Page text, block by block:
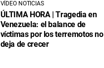
VÍDEO NOTICIAS
ÚLTIMA HORA | Tragedia en
Venezuela: el balance de
víctimas por los terremotos no
deja de crecer